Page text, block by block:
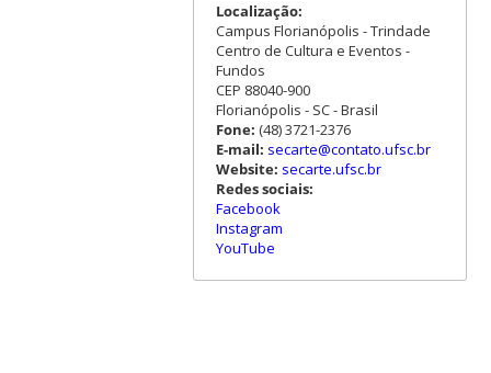
Localização:
Campus Florianópolis - Trindade
Centro de Cultura e Eventos -
Fundos
CEP 88040-900
Florianópolis - SC - Brasil
Fone: (48) 3721-2376
E-mail: secarte@contato.ufsc.br
Website: secarte.ufsc.br
Redes sociais:
Facebook
Instagram
YouTube